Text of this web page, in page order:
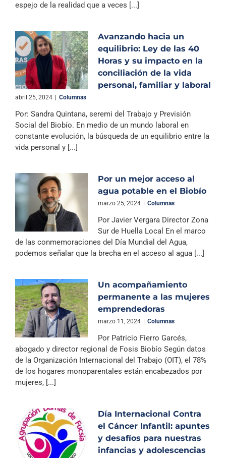
espejo de la realidad que a veces [...]
Avanzando hacia un
equilibrio: Ley de las 40
Horas y su impacto en la
conciliación de la vida
personal, familiar y laboral
abril 25, 2024 Columnas
Por: Sandra Quintana, seremi del Trabajo y Previsión
Social del Biobío. En medio de un mundo laboral en
constante evolución, la búsqueda de un equilibrio entre la
vida personal y [...]
Por un mejor acceso al
agua potable en el Biobío
marzo 25, 2024 Columnas
Por Javier Vergara Director Zona
Sur de Huella Local En el marco
de las conmemoraciones del Día Mundial del Agua,
podemos señalar que la brecha en el acceso al agua [...]
Un acompañamiento
permanente a las mujeres
emprendedoras
marzo 11, 2024 Columnas
Por Patricio Fierro Garcés,
abogado y director regional de Fosis Biobío Según datos
de la Organización Internacional del Trabajo (OIT), el 78%
de los hogares monoparentales están encabezados por
mujeres, [...]
Día Internacional Contra
el Cáncer Infantil: apuntes
y desafíos para nuestras
infancias y adolescencias